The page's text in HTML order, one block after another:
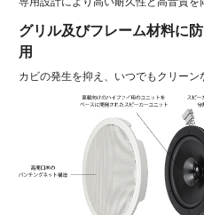
グリル及びフレーム材料に
用
カビの発生を抑え、いつでもクリーン